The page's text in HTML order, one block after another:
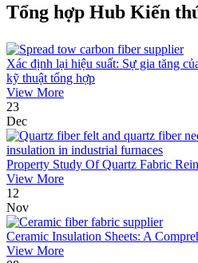
Tổng hợp Hub Kiến
Xác định lại hiệu suất: Sự gia tăng
kỹ thuật tổng hợp
View More
23
Dec
Property Study Of Quartz Fabric
View More
12
Nov
Ceramic Insulation Sheets: A
View More